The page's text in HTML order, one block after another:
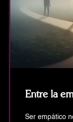
Entre la
Ser empático